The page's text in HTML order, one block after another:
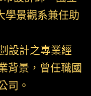
學景觀系兼任助
設計之專業經
背景，曾任職國
司。